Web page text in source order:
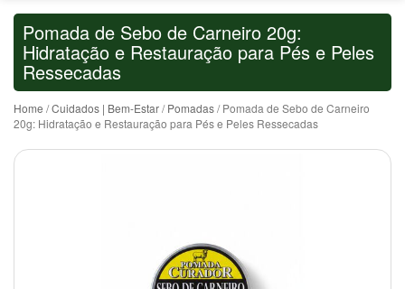
Pomada de Sebo de Carneiro 20g:
Hidratação e Restauração para Pés e Peles
Ressecadas
Home /Cuidados | Bem-Estar/Pomadas/ Pomada de Sebo de Carneiro
20g: Hidratação e Restauração para Pés e Peles Ressecadas